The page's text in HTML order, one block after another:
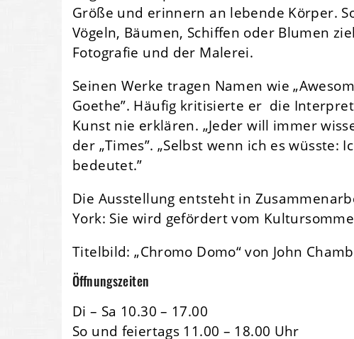
Größe und erinnern an lebende Körper.
Vögeln, Bäumen, Schiffen oder Blumen
Fotografie und der Malerei.
Seinen Werke tragen Namen wie
Goethe”. Häufig kritisierte er die
Kunst nie erklären. „Jeder will immer
der „Times”. „Selbst wenn ich es wüsste:
bedeutet.”
Die Ausstellung entsteht in
York: Sie wird gefördert vom
Titelbild: „Chromo Domo“ von John
Öffnungszeiten
Di – Sa 10.30 – 17.00
So und feiertags 11.00 – 18.00 Uhr